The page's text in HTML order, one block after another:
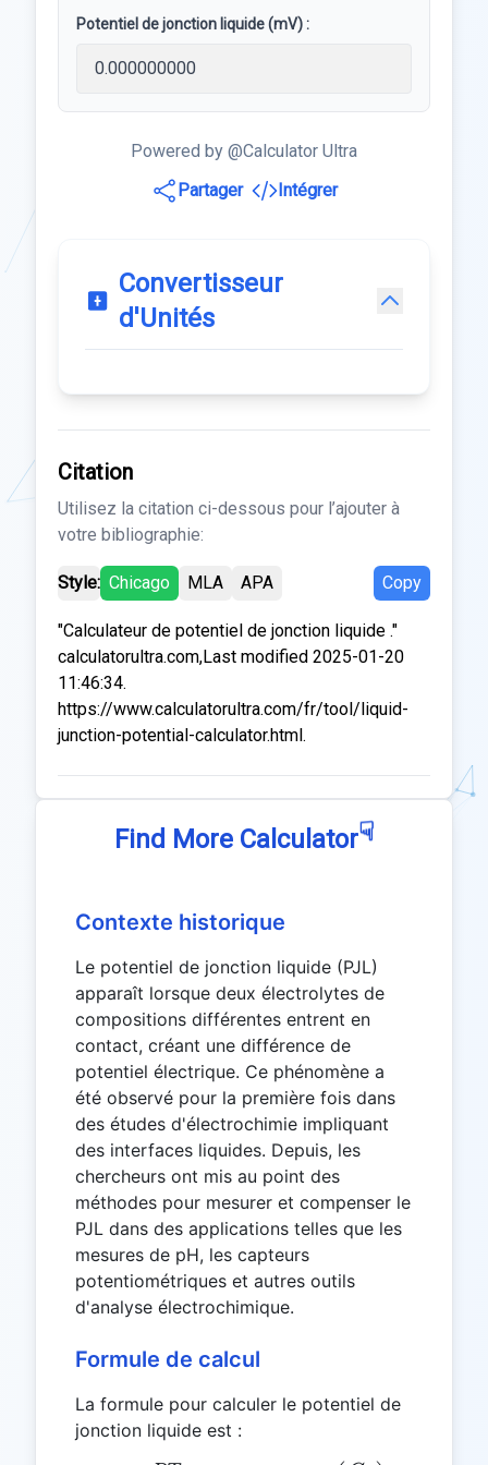
Potentiel de jonction liquide (mV) :
Powered by @Calculator Ultra
Partager
Intégrer
Convertisseur
d'Unités
Citation
Utilisez la citation ci-dessous pour l’ajouter à
votre bibliographie:
Style: Chicago MLA APA Copy
"Calculateur de potentiel de jonction liquide ."
calculatorultra.com,Last modified 2025-01-20
11:46:34.
https://www.calculatorultra.com/fr/tool/liquid-
junction-potential-calculator.html.
Find More Calculator☟
Contexte historique
Le potentiel de jonction liquide (PJL)
apparaît lorsque deux électrolytes de
compositions différentes entrent en
contact, créant une différence de
potentiel électrique. Ce phénomène a
été observé pour la première fois dans
des études d'électrochimie impliquant
des interfaces liquides. Depuis, les
chercheurs ont mis au point des
méthodes pour mesurer et compenser le
PJL dans des applications telles que les
mesures de pH, les capteurs
potentiométriques et autres outils
d'analyse électrochimique.
Formule de calcul
La formule pour calculer le potentiel de
jonction liquide est :